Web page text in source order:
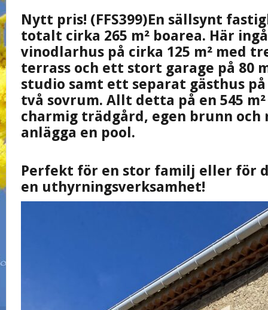
Nytt pris! (FFS399)En sällsynt
totalt cirka 265 m² boarea. Här
vinodlarhus på cirka 125 m² med
terrass och ett stort garage på 80
studio samt ett separat gästhus på
två sovrum. Allt detta på en 545
charmig trädgård, egen brunn
anlägga en pool.
Perfekt för en stor familj eller för
en uthyrningsverksamhet!